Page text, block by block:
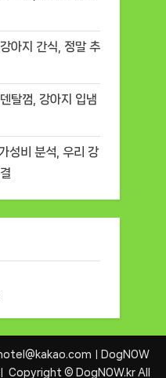
아지 간식, 정말 추
탈껌, 강아지 입냄
성비 분석, 우리 강
ㅣDogNOW
© DogNOW.kr All